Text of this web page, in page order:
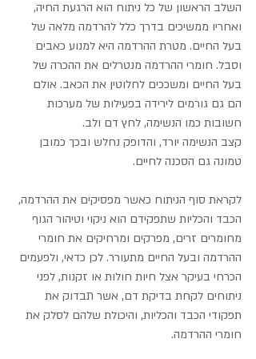
השלב הראשון של כל ניתוח הוא הרגעת החיה,
ואחריו ממשיכים בדרך כלל להרדמה מלאה של
בעל החיים. מטרת ההרדמה היא למנוע כאבים
וסבל. חומרי ההרדמה מנטרלים את ההכרה של
בעל החיים ומשככים לחלוטין את הכאב. אולם
הם גם גורמים לירידה בפעילות של מערכות
חשובות כמו הנשימה, לחץ דם ולב.
קצב הנשימה יורד, והדופק נחלש ובכך כמובן
טמונה גם הסכנה לחיים.
לקראת סוף הניתוח כאשר מפסיקים את ההרדמה,
הכבד והכליות שתפקידם הוא ניקוי וטיהור הגוף
מחומרים זרים, מפרקים ומרחיקים את חומרי
ההרדמה ובעל החיים מתעורר. לכן כדאי, ולפעמים
הכרחי בעיקר אצל חיות חולות או זקנות, לפני
ניתוחים לקחת בדיקת דם, אשר תבדוק את
תפקודי הכבד והכליות, והיכולת שלהם לסלק את
חומרי ההרדמה.